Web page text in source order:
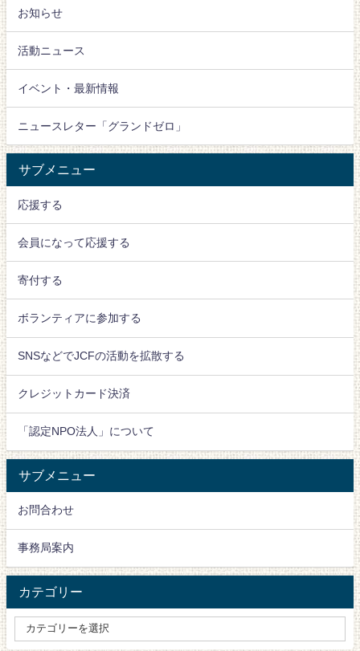
お知らせ
活動ニュース
イベント・最新情報
ニュースレター「グランドゼロ」
サブメニュー
応援する
会員になって応援する
寄付する
ボランティアに参加する
SNSなどでJCFの活動を拡散する
クレジットカード決済
「認定NPO法人」について
サブメニュー
お問合わせ
事務局案内
カテゴリー